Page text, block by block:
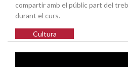
compartir amb el públic part del
durant el curs.
Cultura